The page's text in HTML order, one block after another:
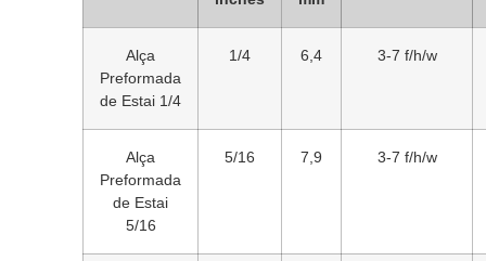
Alça
Preformada
de Estai 1/4
1/4 6,4 3-7 f/h/w
Alça
Preformada
de Estai
5/16
5/16 7,9 3-7 f/h/w